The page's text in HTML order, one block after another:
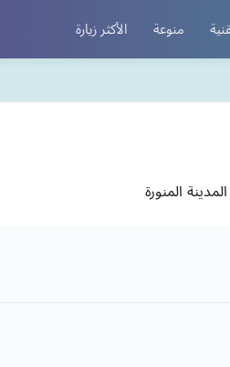
منوعة الأكثر زيارة
المنورة